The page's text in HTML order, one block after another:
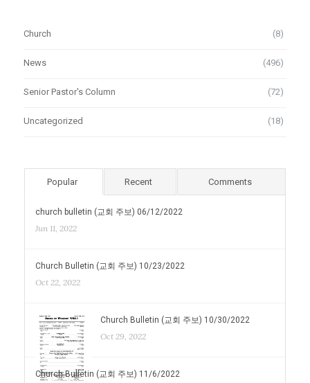
Church (8)
News (496)
Senior Pastor's Column (72)
Uncategorized (18)
Popular Recent Comments
church bulletin (교회 주보) 06/12/2022
Jun 11, 2022
Church Bulletin (교회 주보) 10/23/2022
Oct 22, 2022
Church Bulletin (교회 주보) 10/30/2022
Oct 29, 2022
Church Bulletin (교회 주보) 11/6/2022